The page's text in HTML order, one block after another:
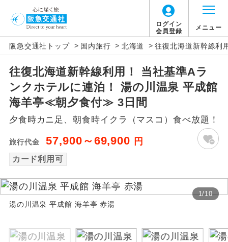
ログイン
会員登録
メニュー
阪急交通社トップ > 国内旅行 > 北海道 > 往復北海道新幹線利
往復北海道新幹線利用！ 当社基準Aラ
ンクホテルに連泊！ 湯の川温泉 平成館
海羊亭≪朝夕食付≫ 3日間
夕食時カニ足、朝食時イクラ（マスコ）食べ放題！
旅行代金 57,900～69,900 円
カード利用可
1/10
湯の川温泉 平成館 海羊亭 赤湯
アイコン 説明
添乗員同行
往路出発空港（駅）から復路到着空港
（駅）まで同行します。
現地添乗員同
行
現地到着空港（駅）から最終日出発空港
（駅）まで添乗員が同行します。
務
バスガイドが乗務し、車内での観光案内
新コース 初登場のコースです。